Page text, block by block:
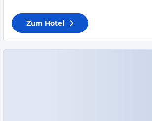
Zum Hotel